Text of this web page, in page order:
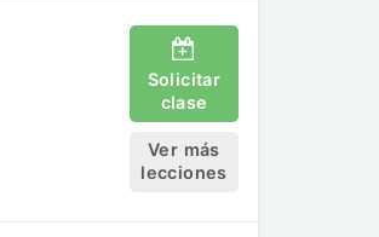
Solicitar
clase
Ver más
lecciones